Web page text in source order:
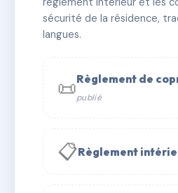
📞 Contacter Syndic Digital
sécurité de la résidence,
langues.
📜Règlement de
publié
📋Règlement